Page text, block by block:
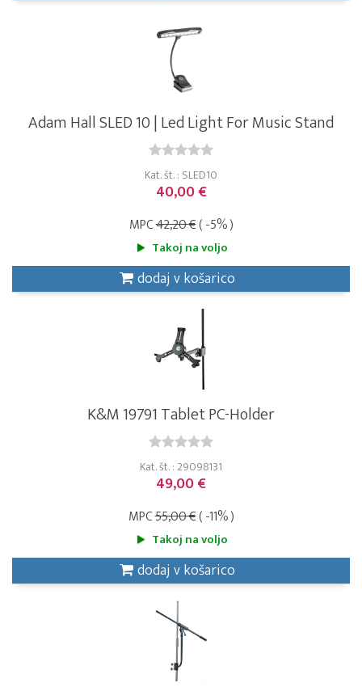
Adam Hall SLED 10 | Led Light For Music Stand
Kat. št. : SLED10
40,00 €
MPC42,20 €( -5% )
Takoj na voljo
dodaj v košarico
K&M 19791 Tablet PC-Holder
Kat. št. : 29098131
49,00 €
MPC55,00 €( -11% )
Takoj na voljo
dodaj v košarico